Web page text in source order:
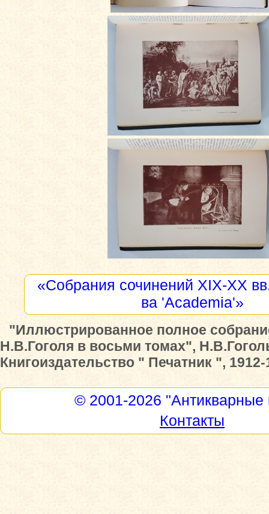
«Собрания сочинений XIX-XX
ва 'Academia'»
"Иллюстрированное полное
Н.В.Гоголя в восьми томах",
Книгоиздательство " Печатник ", 1912-
© 2001-2026 "Антикварные
Контакты